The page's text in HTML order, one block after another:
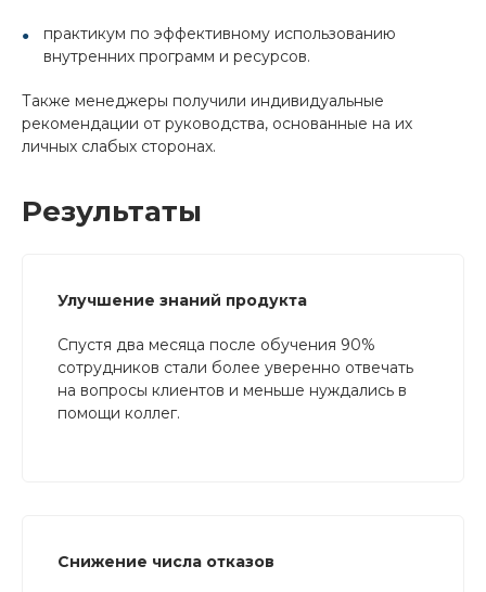
практикум по эффективному использованию
внутренних программ и ресурсов.
Также менеджеры получили индивидуальные
рекомендации от руководства, основанные на их
личных слабых сторонах.
Результаты
Улучшение знаний продукта
Спустя два месяца после обучения 90%
сотрудников стали более уверенно отвечать
на вопросы клиентов и меньше нуждались в
помощи коллег.
Снижение числа отказов